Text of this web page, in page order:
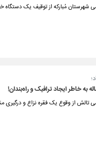
شهرستان مُبارکه از توقیف یک دستگاه خودرو
تالش از وقوع یک فقره نزاع و